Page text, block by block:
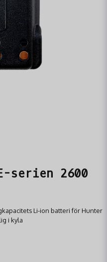
serien 2600
Li-ion batteri för Hunter
i kyla